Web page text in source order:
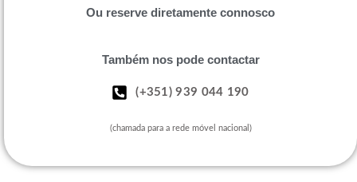
Ou reserve diretamente connosco
Também nos pode contactar
(+351) 939 044 190
(chamada para a rede móvel nacional)